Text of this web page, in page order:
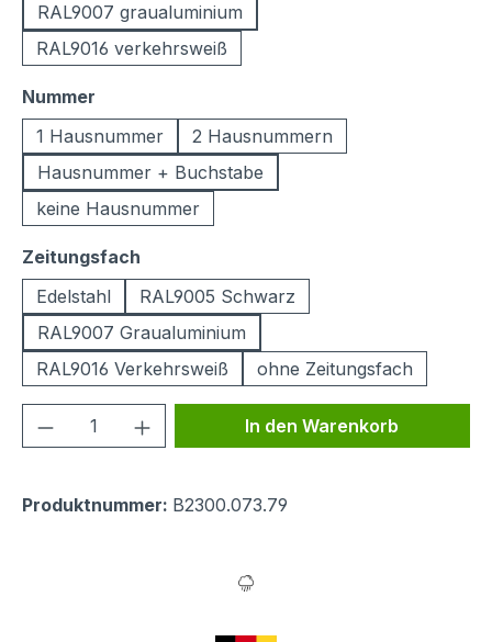
RAL9007 graualuminium
RAL9016 verkehrsweiß
Nummer
1 Hausnummer
2 Hausnummern
Hausnummer + Buchstabe
keine Hausnummer
Zeitungsfach
Edelstahl
RAL9005 Schwarz
RAL9007 Graualuminium
RAL9016 Verkehrsweiß
ohne Zeitungsfach
Produkt Anzahl: Gib denIn den Warenkorb
Produktnummer: B2300.073.79